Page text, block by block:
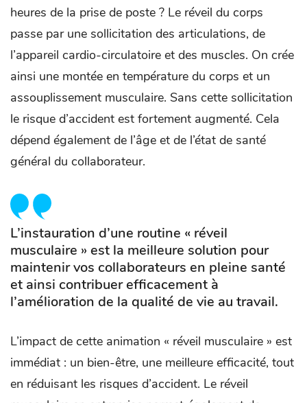
heures de la prise de poste ? Le réveil du corps
passe par une sollicitation des articulations, de
l’appareil cardio-circulatoire et des muscles. On crée
ainsi une montée en température du corps et un
assouplissement musculaire. Sans cette sollicitation
le risque d’accident est fortement augmenté. Cela
dépend également de l’âge et de l’état de santé
général du collaborateur.
L’instauration d’une routine « réveil
musculaire » est la meilleure solution pour
maintenir vos collaborateurs en pleine santé
et ainsi contribuer efficacement à
l’amélioration de la qualité de vie au travail.
L’impact de cette animation « réveil musculaire » est
immédiat : un bien-être, une meilleure efficacité, tout
en réduisant les risques d’accident. Le réveil